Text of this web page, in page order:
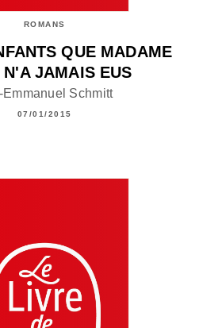
ROMANS
QUE MADAME
N'A JAMAIS EUS
Emmanuel Schmitt
07/01/2015